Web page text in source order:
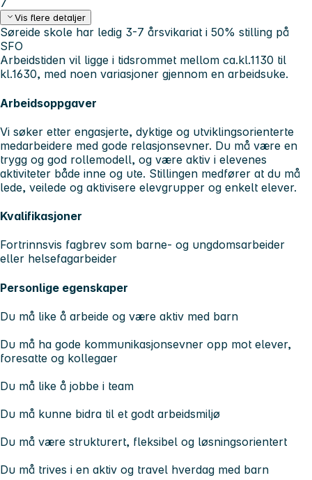
Vis flere detaljer
Søreide skole har ledig 3-7 årsvikariat i 50% stilling på
SFO
Arbeidstiden vil ligge i tidsrommet mellom ca.kl.1130 til
kl.1630, med noen variasjoner gjennom en arbeidsuke.
Arbeidsoppgaver
Vi søker etter engasjerte, dyktige og utviklingsorienterte
medarbeidere med gode relasjonsevner. Du må være en
trygg og god rollemodell, og være aktiv i elevenes
aktiviteter både inne og ute. Stillingen medfører at du må
lede, veilede og aktivisere elevgrupper og enkelt elever.
Kvalifikasjoner
Fortrinnsvis fagbrev som barne- og ungdomsarbeider
eller helsefagarbeider
Personlige egenskaper
Du må like å arbeide og være aktiv med barn
Du må ha gode kommunikasjonsevner opp mot elever,
foresatte og kollegaer
Du må like å jobbe i team
Du må kunne bidra til et godt arbeidsmiljø
Du må være strukturert, fleksibel og løsningsorientert
Du må trives i en aktiv og travel hverdag med barn